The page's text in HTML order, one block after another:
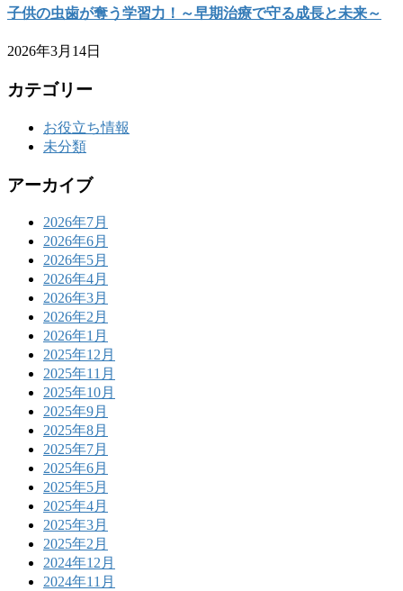
子供の虫歯が奪う学習力！～早期治療で守る成長と未来～
2026年3月14日
カテゴリー
お役立ち情報
未分類
アーカイブ
2026年7月
2026年6月
2026年5月
2026年4月
2026年3月
2026年2月
2026年1月
2025年12月
2025年11月
2025年10月
2025年9月
2025年8月
2025年7月
2025年6月
2025年5月
2025年4月
2025年3月
2025年2月
2024年12月
2024年11月